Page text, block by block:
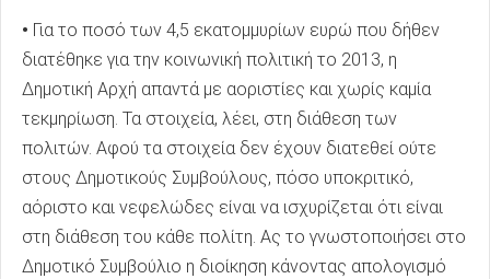
• Για το ποσό των 4,5 εκατομμυρίων ευρώ που δήθεν
διατέθηκε για την κοινωνική πολιτική το 2013, η
Δημοτική Αρχή απαντά με αοριστίες και χωρίς καμία
τεκμηρίωση. Τα στοιχεία, λέει, στη διάθεση των
πολιτών. Αφού τα στοιχεία δεν έχουν διατεθεί ούτε
στους Δημοτικούς Συμβούλους, πόσο υποκριτικό,
αόριστο και νεφελώδες είναι να ισχυρίζεται ότι είναι
στη διάθεση του κάθε πολίτη. Ας το γνωστοποιήσει στο
Δημοτικό Συμβούλιο η διοίκηση κάνοντας απολογισμό